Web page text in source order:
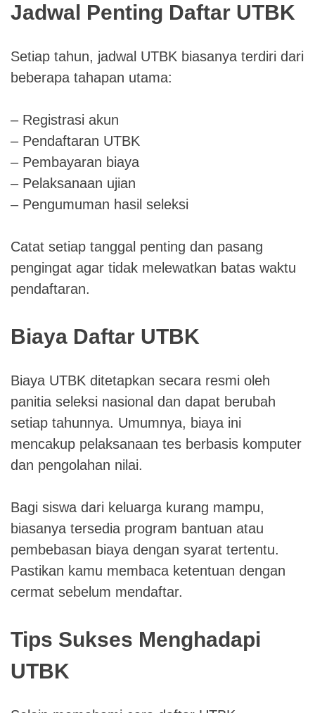
Jadwal Penting Daftar UTBK
Setiap tahun, jadwal UTBK biasanya terdiri dari
beberapa tahapan utama:
– Registrasi akun
– Pendaftaran UTBK
– Pembayaran biaya
– Pelaksanaan ujian
– Pengumuman hasil seleksi
Catat setiap tanggal penting dan pasang
pengingat agar tidak melewatkan batas waktu
pendaftaran.
Biaya Daftar UTBK
Biaya UTBK ditetapkan secara resmi oleh
panitia seleksi nasional dan dapat berubah
setiap tahunnya. Umumnya, biaya ini
mencakup pelaksanaan tes berbasis komputer
dan pengolahan nilai.
Bagi siswa dari keluarga kurang mampu,
biasanya tersedia program bantuan atau
pembebasan biaya dengan syarat tertentu.
Pastikan kamu membaca ketentuan dengan
cermat sebelum mendaftar.
Tips Sukses Menghadapi
UTBK